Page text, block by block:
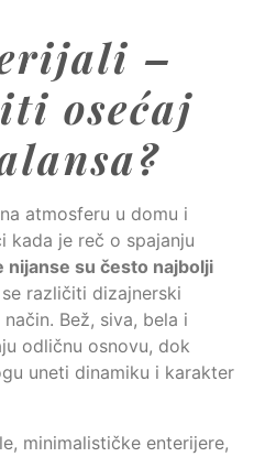
–
osećaj
atmosferu u domu i
kada je reč o spajanju
nijanse su često najbolji
različiti dizajnerski
Bež, siva, bela i
odličnu osnovu, dok
uneti dinamiku i karakter
minimalističke enterijere,